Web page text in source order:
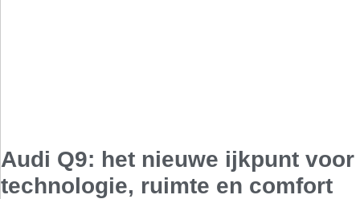
Audi Q9: het nieuwe ijkpunt voor
technologie, ruimte en comfort